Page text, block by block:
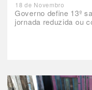
Governo define 13º
jornada reduzida ou
18 de Novembro